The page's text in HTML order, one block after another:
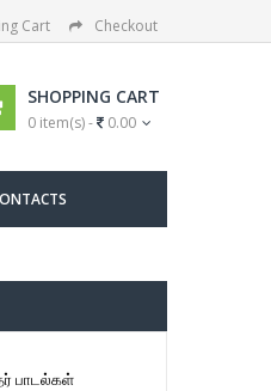
Cart Checkout
SHOPPING CART
0 item(s) - 0.00
பாடல்கள்